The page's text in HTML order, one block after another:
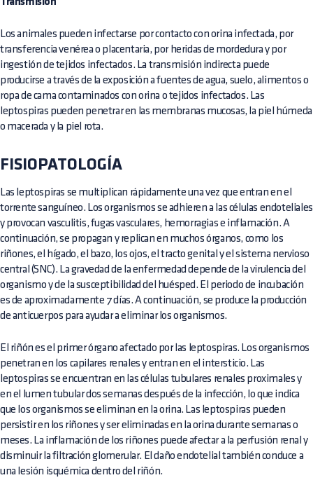
Los animales pueden infectarse por contacto con orina infectada, por
transferencia venérea o placentaria, por heridas de mordedura y por
ingestión de tejidos infectados. La transmisión indirecta puede
producirse a través de la exposición a fuentes de agua, suelo, alimentos o
ropa de cama contaminados con orina o tejidos infectados. Las
leptospiras pueden penetrar en las membranas mucosas, la piel húmeda
o macerada y la piel rota.
FISIOPATOLOGÍA
Las leptospiras se multiplican rápidamente una vez que entran en el
torrente sanguíneo. Los organismos se adhieren a las células endoteliales
y provocan vasculitis, fugas vasculares, hemorragias e inflamación. A
continuación, se propagan y replican en muchos órganos, como los
riñones, el hígado, el bazo, los ojos, el tracto genital y el sistema nervioso
central (SNC). La gravedad de la enfermedad depende de la virulencia del
organismo y de la susceptibilidad del huésped. El periodo de incubación
es de aproximadamente 7 días. A continuación, se produce la producción
de anticuerpos para ayudar a eliminar los organismos.
El riñón es el primer órgano afectado por las leptospiras. Los organismos
penetran en los capilares renales y entran en el intersticio. Las
leptospiras se encuentran en las células tubulares renales proximales y
en el lumen tubular dos semanas después de la infección, lo que indica
que los organismos se eliminan en la orina. Las leptospiras pueden
persistir en los riñones y ser eliminadas en la orina durante semanas o
meses. La inflamación de los riñones puede afectar a la perfusión renal y
disminuir la filtración glomerular. El daño endotelial también conduce a
una lesión isquémica dentro del riñón.